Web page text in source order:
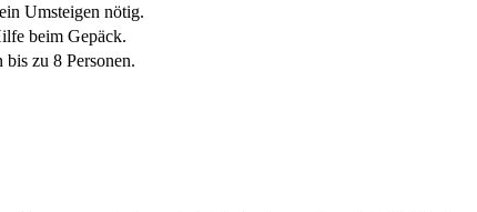
Umsteigen nötig.
beim Gepäck.
zu 8 Personen.